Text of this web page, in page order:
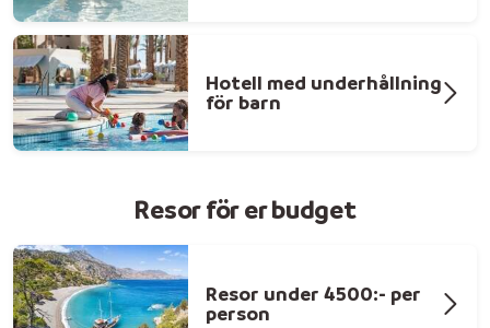
Hotell med underhållning
för barn
Resor för er budget
Resor under 4500:- per
person